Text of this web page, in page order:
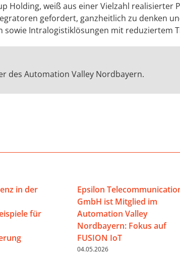
Holding, weiß aus einer Vielzahl realisierter
gefordert, ganzheitlich zu denken
Intralogistiklösungen mit reduziertem
des Automation Valley Nordbayern.
in der
für
Epsilon
GmbH ist Mitglied im
Automation Valley
Nordbayern: Fokus auf
FUSION IoT
04.05.2026